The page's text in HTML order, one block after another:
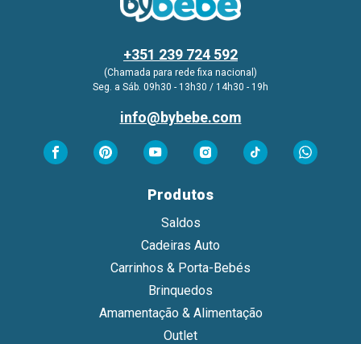
+351 239 724 592
(Chamada para rede fixa nacional)
Seg. a Sáb. 09h30 - 13h30 / 14h30 - 19h
info@bybebe.com
Produtos
Saldos
Cadeiras Auto
Carrinhos & Porta-Bebés
Brinquedos
Amamentação & Alimentação
Outlet